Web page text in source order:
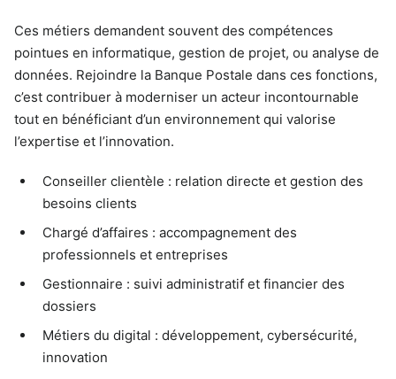
Ces métiers demandent souvent des compétences
pointues en informatique, gestion de projet, ou analyse de
données. Rejoindre la Banque Postale dans ces fonctions,
c’est contribuer à moderniser un acteur incontournable
tout en bénéficiant d’un environnement qui valorise
l’expertise et l’innovation.
Conseiller clientèle : relation directe et gestion des
besoins clients
Chargé d’affaires : accompagnement des
professionnels et entreprises
Gestionnaire : suivi administratif et financier des
dossiers
Métiers du digital : développement, cybersécurité,
innovation